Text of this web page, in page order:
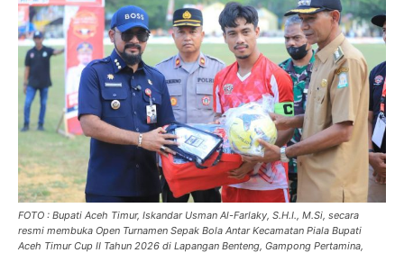
FOTO : Bupati Aceh Timur, Iskandar Usman Al-Farlaky, S.H.I., M.Si, secara
resmi membuka Open Turnamen Sepak Bola Antar Kecamatan Piala Bupati
Aceh Timur Cup II Tahun 2026 di Lapangan Benteng, Gampong Pertamina,